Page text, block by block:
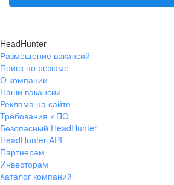
HeadHunter
Размещение вакансий
Поиск по резюме
О компании
Наши вакансии
Реклама на сайте
Требования к ПО
Безопасный HeadHunter
HeadHunter API
Партнерам
Инвесторам
Каталог компаний